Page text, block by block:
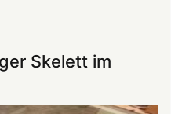
Skelett im